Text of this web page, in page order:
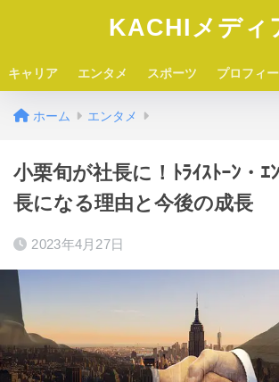
KACHIメディ
キャリア エンタメ スポーツ プロフィ
ホーム エンタメ
小栗旬が社長に！ﾄﾗｲｽﾄｰﾝ・ｴ
長になる理由と今後の成長
2023年4月27日